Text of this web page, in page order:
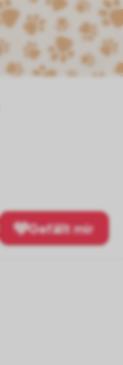
Gefällt mir